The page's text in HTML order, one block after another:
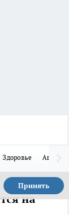
Здоровье Авто
Принять
на